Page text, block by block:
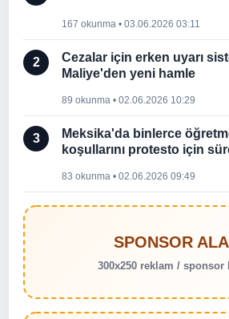
167 okunma • 03.06.2026 03:11
2
Cezalar için erken uyarı
Maliye'den yeni hamle
89 okunma • 02.06.2026 10:29
3
Meksika'da binlerce
koşullarını protesto için
83 okunma • 02.06.2026 09:49
SPONSOR
300x250 reklam / sponsor